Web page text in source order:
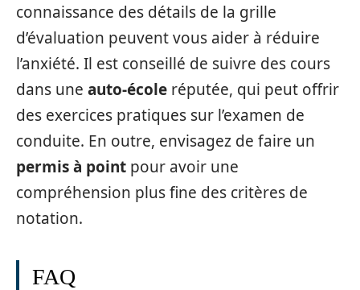
connaissance des détails de la grille
d’évaluation peuvent vous aider à réduire
l’anxiété. Il est conseillé de suivre des cours
dans une auto-école réputée, qui peut offrir
des exercices pratiques sur l’examen de
conduite. En outre, envisagez de faire un
permis à point pour avoir une
compréhension plus fine des critères de
notation.
FAQ